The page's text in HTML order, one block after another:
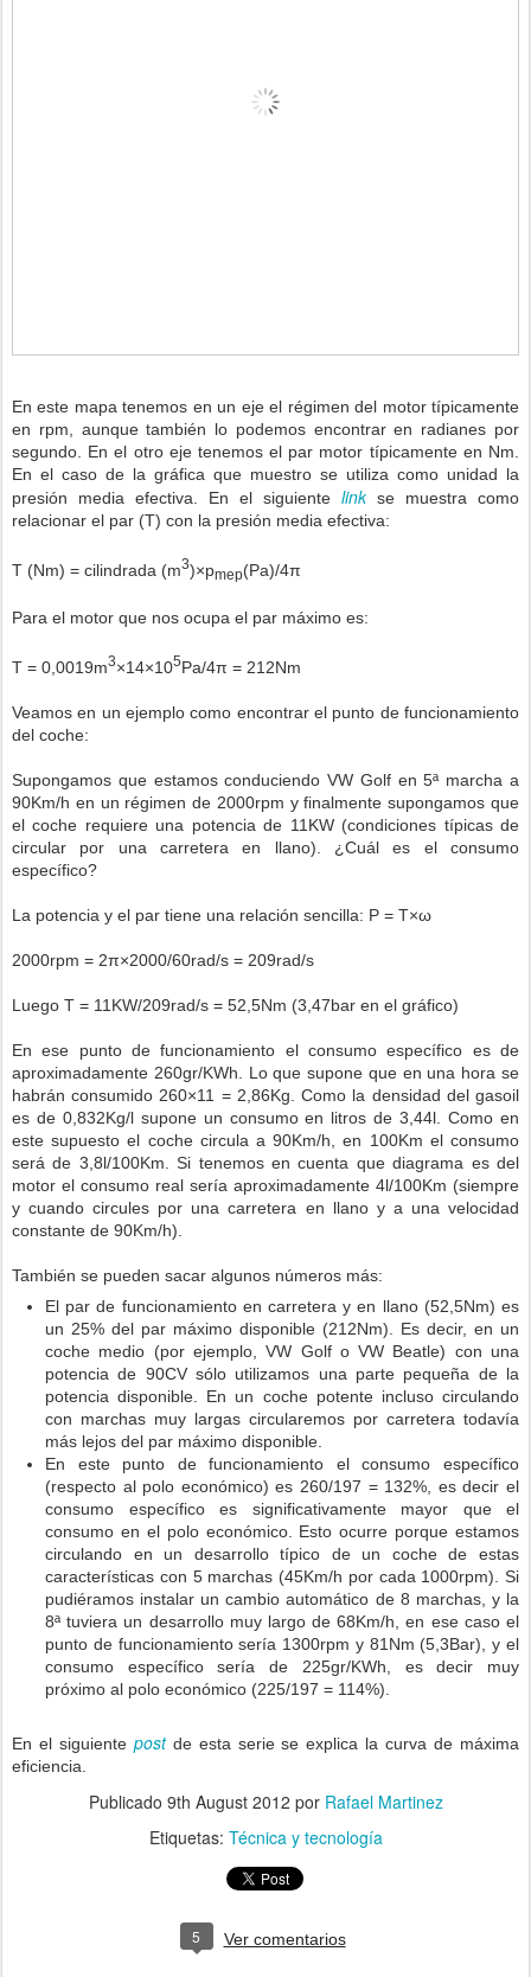
En este mapa tenemos en un eje el régimen del motor típicamente
en rpm, aunque también lo podemos encontrar en radianes por
segundo. En el otro eje tenemos el par motor típicamente en Nm.
En el caso de la gráfica que muestro se utiliza como unidad la
presión media efectiva. En el siguiente linkse muestra como
relacionar el par (T) con la presión media efectiva:
T (Nm) = cilindrada (m3)×pmep(Pa)/4π
Para el motor que nos ocupa el par máximo es:
T = 0,0019m3×14×105Pa/4π = 212Nm
Veamos en un ejemplo como encontrar el punto de funcionamiento
del coche:
Supongamos que estamos conduciendo VW Golf en 5ª marcha a
90Km/h en un régimen de 2000rpm y finalmente supongamos que
el coche requiere una potencia de 11KW (condiciones típicas de
circular por una carretera en llano). ¿Cuál es el consumo
específico?
La potencia y el par tiene una relación sencilla: P = T×ω
2000rpm = 2π×2000/60rad/s = 209rad/s
Luego T = 11KW/209rad/s = 52,5Nm (3,47bar en el gráfico)
En ese punto de funcionamiento el consumo específico es de
aproximadamente 260gr/KWh. Lo que supone que en una hora se
habrán consumido 260×11 = 2,86Kg. Como la densidad del gasoil
es de 0,832Kg/l supone un consumo en litros de 3,44l. Como en
este supuesto el coche circula a 90Km/h, en 100Km el consumo
será de 3,8l/100Km. Si tenemos en cuenta que diagrama es del
motor el consumo real sería aproximadamente 4l/100Km (siempre
y cuando circules por una carretera en llano y a una velocidad
constante de 90Km/h).
También se pueden sacar algunos números más:
El par de funcionamiento en carretera y en llano (52,5Nm) es
un 25% del par máximo disponible (212Nm). Es decir, en un
coche medio (por ejemplo, VW Golf o VW Beatle) con una
potencia de 90CV sólo utilizamos una parte pequeña de la
potencia disponible. En un coche potente incluso circulando
con marchas muy largas circularemos por carretera todavía
más lejos del par máximo disponible.
En este punto de funcionamiento el consumo específico
(respecto al polo económico) es 260/197 = 132%, es decir el
consumo específico es significativamente mayor que el
consumo en el polo económico. Esto ocurre porque estamos
circulando en un desarrollo típico de un coche de estas
características con 5 marchas (45Km/h por cada 1000rpm). Si
pudiéramos instalar un cambio automático de 8 marchas, y la
8ª tuviera un desarrollo muy largo de 68Km/h, en ese caso el
punto de funcionamiento sería 1300rpm y 81Nm (5,3Bar), y el
consumo específico sería de 225gr/KWh, es decir muy
próximo al polo económico (225/197 = 114%).
En el siguiente postde esta serie se explica la curva de máxima
eficiencia.
Publicado 9th August 2012 por Rafael Martinez
Etiquetas: Técnica y tecnología
5 Ver comentarios